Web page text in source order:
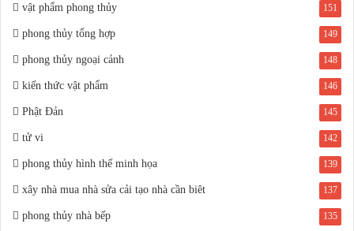
vật phẩm phong thủy 151
phong thủy tổng hợp 149
phong thủy ngoại cảnh 148
kiến thức vật phẩm 146
Phật Đản 145
tử vi 142
phong thủy hình thế minh họa 139
xây nhà mua nhà sửa cải tạo nhà cần biêt 137
phong thủy nhà bếp 135